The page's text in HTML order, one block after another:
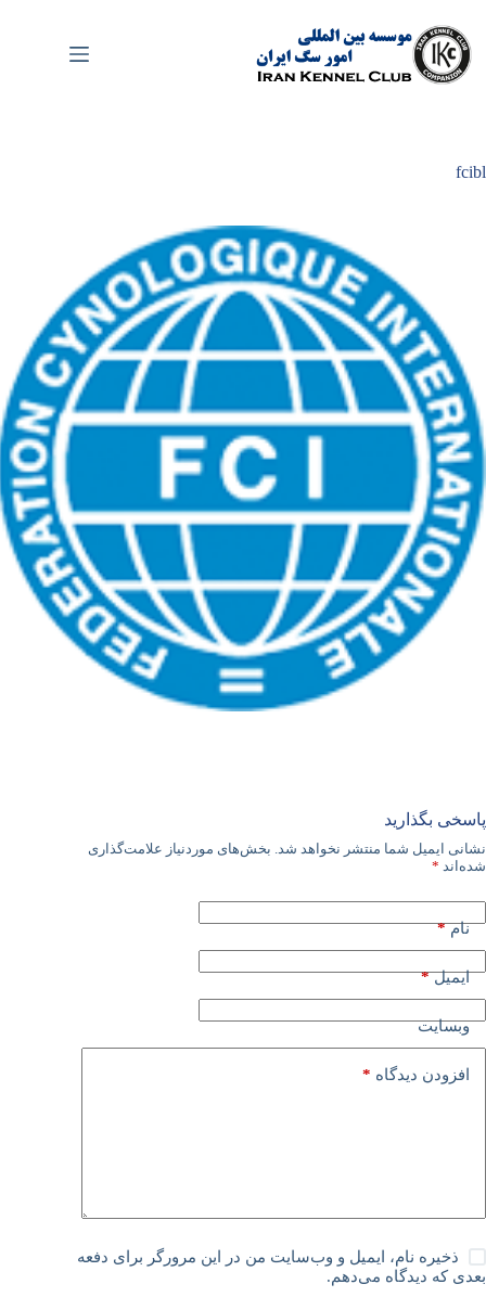
محتوا
fcibl
پاسخی بگذارید
نشانی ایمیل شما منتشر نخواهد شد. بخش‌های موردنیاز علامت‌گذاری
شده‌اند *
نام*
ایمیل*
وبسایت
افزودن دیدگاه *
ذخیره نام، ایمیل و وب‌سایت من در این مرورگر برای دفعه
بعدی که دیدگاه می‌دهم.